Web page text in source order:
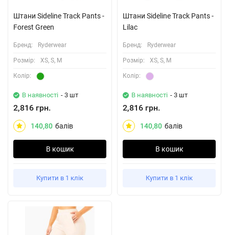
Штани Sideline Track Pants -
Forest Green
Бренд: Ryderwear
Розмiр: XS, S, M
Колiр:
В наявності - 3 шт
2,816 грн.
140,80 балів
В кошик
Купити в 1 клік
Штани Sideline Track Pants -
Lilac
Бренд: Ryderwear
Розмiр: XS, S, M
Колiр:
В наявності - 3 шт
2,816 грн.
140,80 балів
В кошик
Купити в 1 клік